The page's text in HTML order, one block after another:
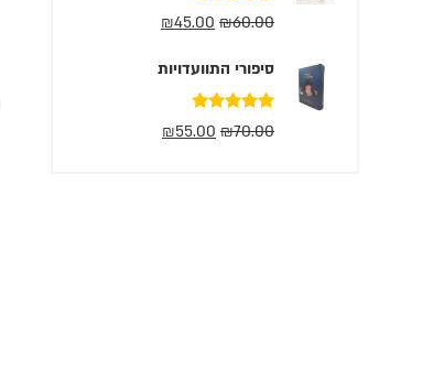
דורג4.50
מתוך 5 ₪60.00
₪45.00
סיפורי התוועדויות
דורג5.00
מתוך 5 ₪70.00
₪55.00